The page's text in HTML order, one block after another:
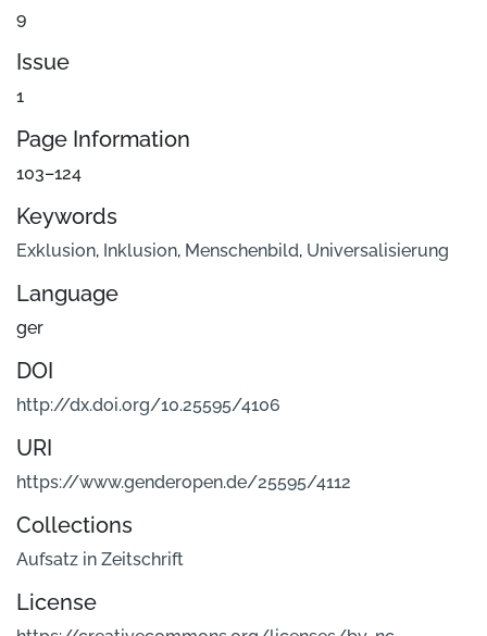
9
Issue
1
Page Information
103–124
Keywords
Exklusion, Inklusion, Menschenbild, Universalisierung
Language
ger
DOI
http://dx.doi.org/10.25595/4106
URI
https://www.genderopen.de/25595/4112
Collections
Aufsatz in Zeitschrift
License